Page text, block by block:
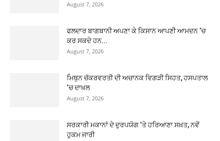
August 7, 2026
ਫਲਦਾਰ ਬਾਗਬਾਨੀ ਅਪਣਾ ਕੇ ਕਿਸਾਨ ਆਪਣੀ ਆਮਦਨ ‘ਚ
ਕਰ ਸਕਦੇ ਹਨ...
August 7, 2026
ਮਿਥੁਨ ਚੱਕਰਵਰਤੀ ਦੀ ਅਚਾਨਕ ਵਿਗੜੀ ਸਿਹਤ, ਹਸਪਤਾਲ
‘ਚ ਦਾਖ਼ਲ
August 7, 2026
ਸਰਕਾਰੀ ਮਕਾਨਾਂ ਦੇ ਦੁਰਪਯੋਗ ‘ਤੇ ਹਰਿਆਣਾ ਸਖ਼ਤ, ਨਵੇਂ
ਹੁਕਮ ਜਾਰੀ